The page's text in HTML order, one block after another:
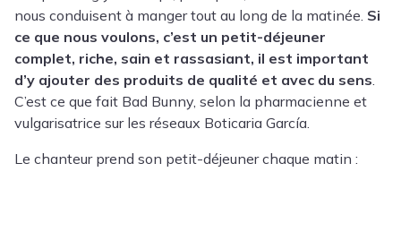
nous conduisent à manger tout au long de la matinée. Si
ce que nous voulons, c’est un petit-déjeuner
complet, riche, sain et rassasiant, il est important
d’y ajouter des produits de qualité et avec du sens
C’est ce que fait Bad Bunny, selon la pharmacienne et
vulgarisatrice sur les réseaux Boticaria García.
Le chanteur prend son petit-déjeuner chaque matin :